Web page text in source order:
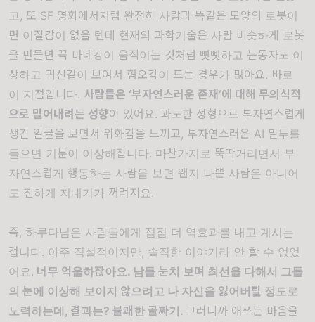
고, 또 SF 영화에서처럼 완전히 사람과 똑같은 모양의 로봇이
면 이질감이 없을 텐데 현재의 과학기술은 사람 비슷하게 로봇
을 만들면 꼭 마네킹이 움직이는 것처럼 뻣뻣하고 눈동자도 이
상하고 귀신같이 보여서 혐오감이 드는 경우가 많아요. 바로
이 지점입니다. 사람들은 ‘부자연스러운 존재’에 대해 무의식적
으로 밀어내려는 성향이 있어요. 과도한 성형으로 부자연스럽게
생긴 얼굴을 보면서 위화감을 느끼고, 부자연스러운 AI 말투를
들으면 기분이 이상해집니다. 마찬가지로 뚝딱거리면서 부
자연스럽게 행동하는 사람을 보면 왠지 나쁜 사람은 아니어
도 친하게 지내기가 꺼려져요.
즉, 하루다님은 사람들에게 점점 더 역효과를 내고 계시는
겁니다. 아주 직설적이지만, 솔직한 이야기라 안 할 수 없었
어요. 너무 억울하잖아요. 남들 눈치 보며 최선을 다해서 그들
의 눈에 이상해 보이지 않으려고 나 자신을 잃어버릴 정도로
노력하는데 , 결과는? 불쾌한 골짜기. 그러니까 애쓰는 마음을